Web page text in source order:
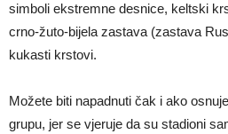
simboli ekstremne desnice, keltski
crno-žuto-bijela zastava (zastava
kukasti krstovi.
Možete biti napadnuti čak i ako
grupu, jer se vjeruje da su stadioni